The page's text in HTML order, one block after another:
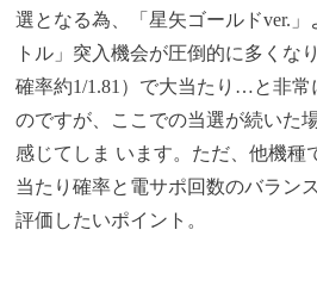
選となる為、「星矢ゴールドver.
トル」突入機会が圧倒的に多くな
確率約1/1.81）で大当たり…と非常
のですが、ここでの当選が続いた
感じてしま います。ただ、他機種
当たり確率と電サポ回数のバラン
評価したいポイント。